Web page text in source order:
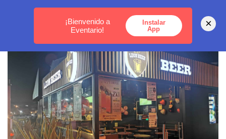
MEDELLÍN - BOGOTÁ - CARTAGENA
¡Bienvenido a
Eventario!
Instalar
App
×